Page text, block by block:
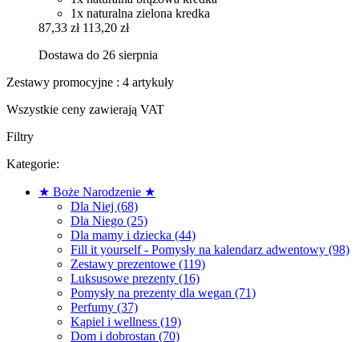
1x naturalna zielona kredka
87,33 zł 113,20 zł
Dostawa do 26 sierpnia
Zestawy promocyjne : 4 artykuły
Wszystkie ceny zawierają VAT
Filtry
Kategorie:
★ Boże Narodzenie ★
Dla Niej (68)
Dla Niego (25)
Dla mamy i dziecka (44)
Fill it yourself - Pomysły na kalendarz adwentowy (98)
Zestawy prezentowe (119)
Luksusowe prezenty (16)
Pomysły na prezenty dla wegan (71)
Perfumy (37)
Kąpiel i wellness (19)
Dom i dobrostan (70)